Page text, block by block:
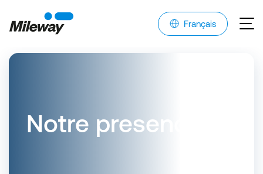
Français
Notre presence